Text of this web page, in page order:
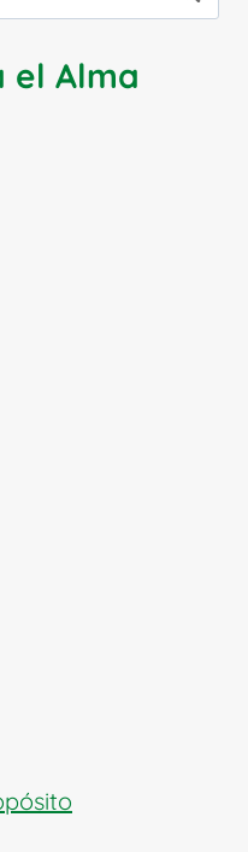
el Alma